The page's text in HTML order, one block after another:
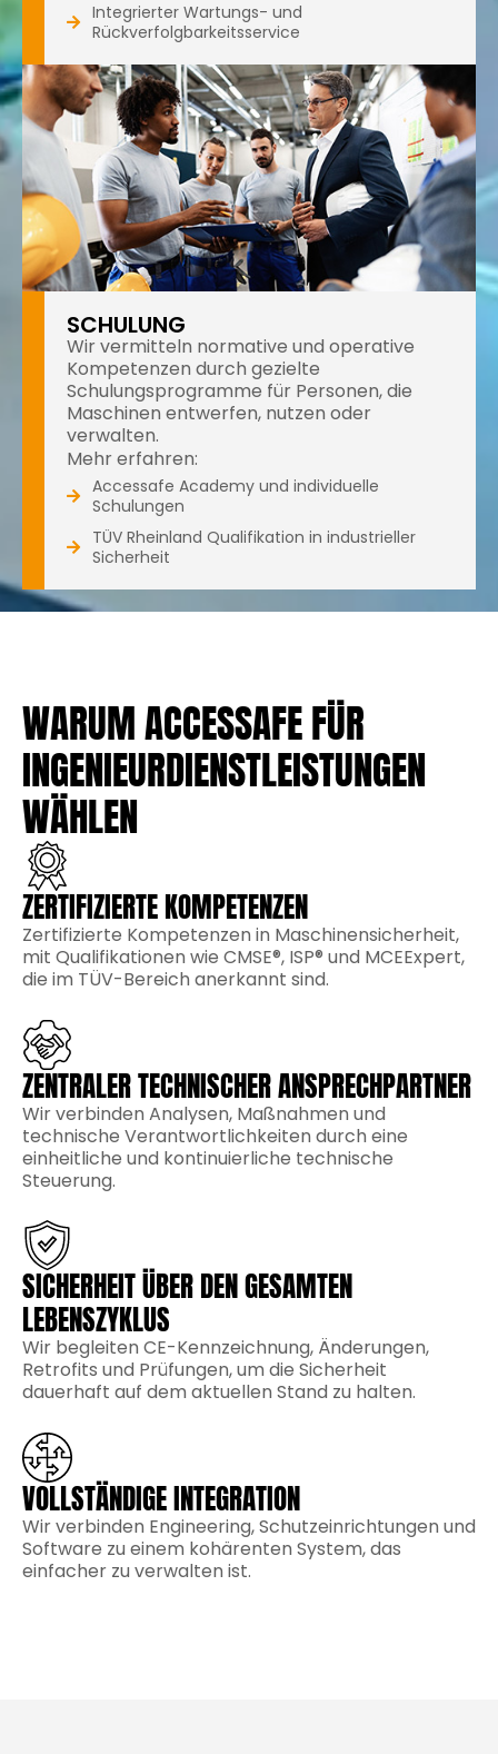
Integrierter Wartungs- und
Rückverfolgbarkeitsservice
SCHULUNG
Wir vermitteln normative und operative
Kompetenzen durch gezielte
Schulungsprogramme für Personen, die
Maschinen entwerfen, nutzen oder
verwalten.
Mehr erfahren:
Accessafe Academy und individuelle
Schulungen
TÜV Rheinland Qualifikation in industrieller
Sicherheit
WARUM ACCESSAFE FÜR
INGENIEURDIENSTLEISTUNGEN
WÄHLEN
ZERTIFIZIERTE KOMPETENZEN
Zertifizierte Kompetenzen in Maschinensicherheit,
mit Qualifikationen wie CMSE®, ISP® und MCEExpert,
die im TÜV-Bereich anerkannt sind.
ZENTRALER TECHNISCHER ANSPRECHPARTNER
Wir verbinden Analysen, Maßnahmen und
technische Verantwortlichkeiten durch eine
einheitliche und kontinuierliche technische
Steuerung.
SICHERHEIT ÜBER DEN GESAMTEN
LEBENSZYKLUS
Wir begleiten CE-Kennzeichnung, Änderungen,
Retrofits und Prüfungen, um die Sicherheit
dauerhaft auf dem aktuellen Stand zu halten.
VOLLSTÄNDIGE INTEGRATION
Wir verbinden Engineering, Schutzeinrichtungen und
Software zu einem kohärenten System, das
einfacher zu verwalten ist.